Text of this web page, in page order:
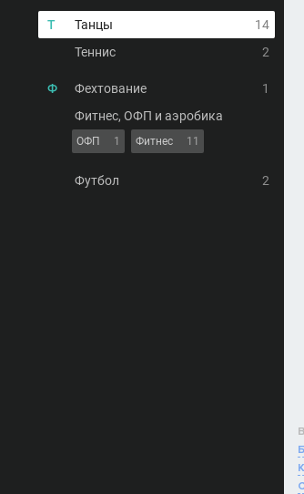
Т Танцы
14
Теннис
2
Ф Фехтование
1
Фитнес, ОФП и аэробика
ОФП 1 Фитнес 11
Футбол 2